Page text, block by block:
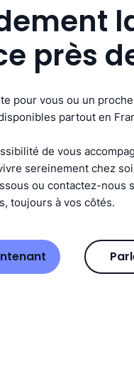
près
pour vous ou un proche
partout en
de vous
sereinement chez
ou contactez-nous
toujours à vos côtés.